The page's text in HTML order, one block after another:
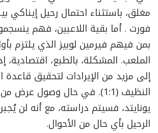
مغلق، باستثناء احتمال رحيل إيناكي
فورت . أما بقية اللاعبين، فهم
بمن فيهم فيرمين لوبيز الذي يلتزم
الملعب. المشكلة، بالطبع، اقتصادية،
إلى مزيد من الإيرادات لتحقيق قاعدة
النظيف (1:1). في حال وصول
يونايتد، فسيتم دراسته، مع أنه لن
الرحيل بأي حال من الأحوال.